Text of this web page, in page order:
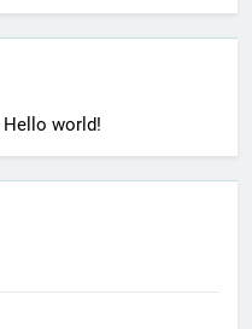
Hello world!